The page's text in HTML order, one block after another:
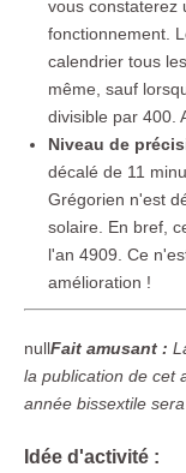
vous constaterez
fonctionnement.
calendrier tous
même, sauf
divisible par 400.
Niveau de
décalé de 11
Grégorien n'est
solaire. En bref,
l'an 4909. Ce
amélioration !
nullFait amusant :
la publication de cet
année bissextile
Idée d'activité :